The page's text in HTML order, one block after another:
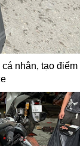
nhân, tạo điểm